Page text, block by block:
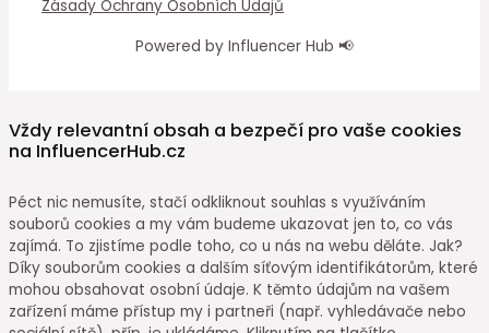
Zásady Ochrany Osobních Údajů
Powered by Influencer Hub 📢
Vždy relevantní obsah a bezpečí pro vaše cookies
na InfluencerHub.cz
Péct nic nemusíte, stačí odkliknout souhlas s využíváním
souborů cookies a my vám budeme ukazovat jen to, co vás
zajímá. To zjistíme podle toho, co u nás na webu děláte. Jak?
Díky souborům cookies a dalším síťovým identifikátorům, které
mohou obsahovat osobní údaje. K těmto údajům na vašem
zařízení máme přístup my i partneři (např. vyhledávače nebo